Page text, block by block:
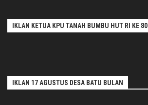
IKLAN KETUA KPU TANAH BUMBU HUT RI KE 80
IKLAN 17 AGUSTUS DESA BATU BULAN